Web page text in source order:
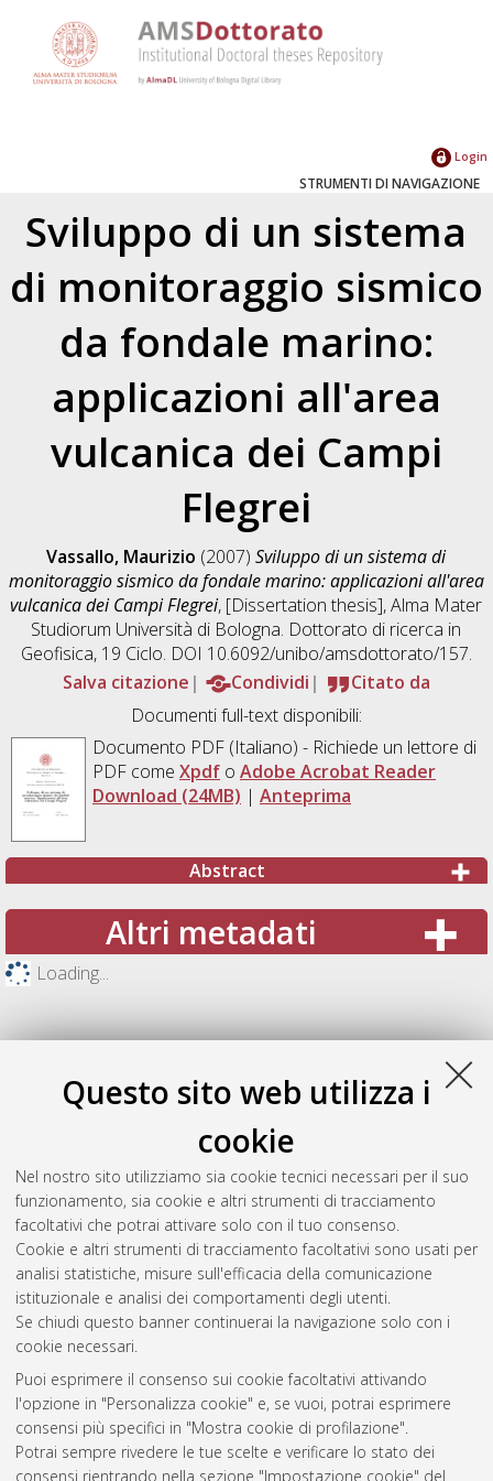
Questo sito web utilizza i
cookie
Nel nostro sito utilizziamo sia cookie tecnici necessari per il suo
funzionamento, sia cookie e altri strumenti di tracciamento
facoltativi che potrai attivare solo con il tuo consenso.
Cookie e altri strumenti di tracciamento facoltativi sono usati per
analisi statistiche, misure sull'efficacia della comunicazione
istituzionale e analisi dei comportamenti degli utenti.
Se chiudi questo banner continuerai la navigazione solo con i
cookie necessari.
Puoi esprimere il consenso sui cookie facoltativi attivando
l'opzione in "Personalizza cookie" e, se vuoi, potrai esprimere
consensi più specifici in "Mostra cookie di profilazione".
Potrai sempre rivedere le tue scelte e verificare lo stato dei
consensi rientrando nella sezione "Impostazione cookie" del
Login
STRUMENTI DI NAVIGAZIONE
Sviluppo di un sistema
di monitoraggio sismico
da fondale marino:
applicazioni all'area
vulcanica dei Campi
Flegrei
Vassallo, Maurizio (2007)Sviluppo di un sistema di
monitoraggio sismico da fondale marino: applicazioni all'area
vulcanica dei Campi Flegrei, [Dissertation thesis], Alma Mater
Studiorum Università di Bologna. Dottorato di ricerca in
Geofisica, 19 Ciclo. DOI 10.6092/unibo/amsdottorato/157.
Salva citazione
Condividi
Citato da
Documenti full-text disponibili:
Documento PDF(Italiano) - Richiede un lettore di
PDF come Xpdfo Adobe Acrobat Reader
Download (24MB) | Anteprima
Abstract
Altri metadati
Loading...
Gestione del documento:
Atom
Rss 1.0
Rss 2.0